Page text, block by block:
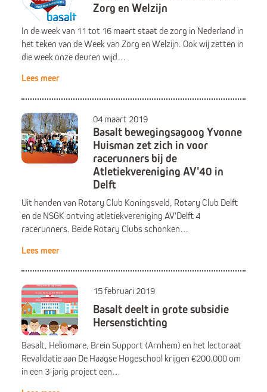
Zorg en Welzijn
In de week van 11 tot 16 maart staat de zorg in Nederland in
het teken van de Week van Zorg en Welzijn. Ook wij zetten in
die week onze deuren wijd…
Lees meer
04 maart 2019
Basalt bewegingsagoog Yvonne
Huisman zet zich in voor
racerunners bij de
Atletiekvereniging AV'40 in
Delft
Uit handen van Rotary Club Koningsveld, Rotary Club Delft
en de NSGK ontving atletiekvereniging AV'Delft 4
racerunners. Beide Rotary Clubs schonken…
Lees meer
15 februari 2019
Basalt deelt in grote subsidie
Hersenstichting
Basalt, Heliomare, Brein Support (Arnhem) en het lectoraat
Revalidatie aan De Haagse Hogeschool krijgen €200.000 om
in een 3-jarig project een…